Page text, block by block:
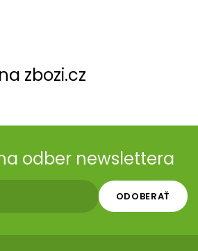
zbozi.cz
odber newslettera
ODOBERAŤ